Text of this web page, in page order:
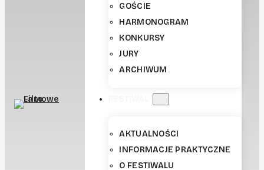
GOŚCIE
HARMONOGRAM
KONKURSY
JURY
ARCHIWUM
AKTUALNOŚCI
INFORMACJE PRAKTYCZNE
O FESTIWALU